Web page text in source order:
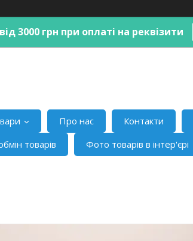
3000 грн при оплаті на реквізити
Про нас Контакти
товарів
Фото товарів в інтер'єрі